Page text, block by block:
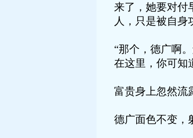
来了，她要对付
人，只是被自身
“那个，德广啊
在这里，你可知
富贵身上忽然流
德广面色不变，